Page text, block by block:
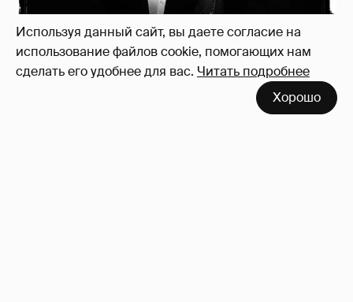
Используя данный сайт, вы даете согласие на
использование файлов cookie, помогающих нам
сделать его удобнее для вас. Читать подробнее
Хорошо